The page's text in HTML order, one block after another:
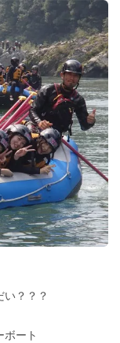
い？？？
ボート